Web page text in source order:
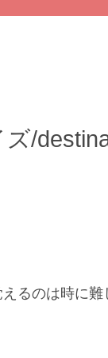
/
るのは時に